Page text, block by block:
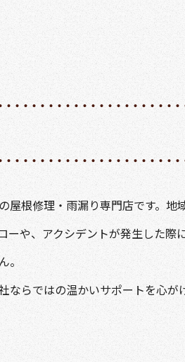
屋根修理・雨漏り専門店です。地
ーや、アクシデントが発生した際
。
らではの温かいサポートを心が